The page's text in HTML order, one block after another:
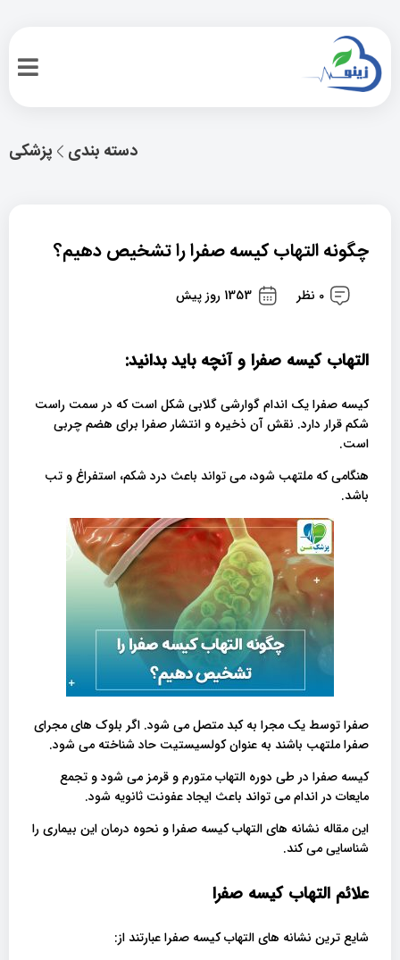
پزشکی دسته بندی
چگونه التهاب کیسه صفرا را تشخیص دهیم؟
0 نظر 1353 روز پیش
التهاب کیسه صفرا و آنچه باید بدانید:
کیسه صفرا یک اندام گوارشی گلابی شکل است که در سمت راست
شکم قرار دارد. نقش آن ذخیره و انتشار صفرا برای هضم چربی
است.
هنگامی که ملتهب شود، می تواند باعث درد شکم، استفراغ و تب
باشد.
صفرا توسط یک مجرا به کبد متصل می شود. اگر بلوک های مجرای
صفرا ملتهب باشند به عنوان کولسیستیت حاد شناخته می شود.
کیسه صفرا در طی دوره التهاب متورم و قرمز می شود و تجمع
مایعات در اندام می تواند باعث ایجاد عفونت ثانویه شود.
این مقاله نشانه های التهاب کیسه صفرا و نحوه درمان این بیماری را
شناسایی می کند.
علائم التهاب کیسه صفرا
شایع ترین نشانه های التهاب کیسه صفرا عبارتند از: